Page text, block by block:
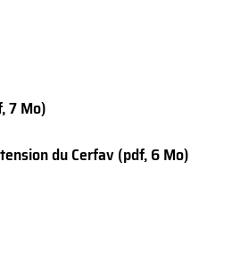
7 Mo)
du Cerfav (pdf, 6 Mo)